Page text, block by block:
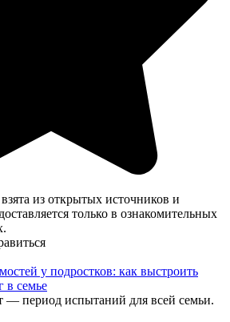
из открытых источников и
только в ознакомительных
у подростков: как выстроить
в семье
— период испытаний для всей семьи.